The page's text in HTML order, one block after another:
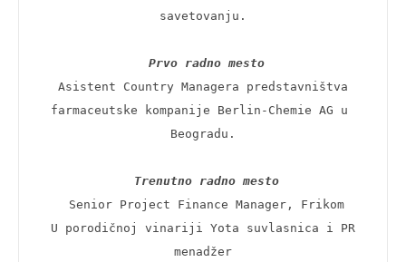
savetovanju.
Prvo radno mesto
farmaceutske kompanije Berlin-Chemie AG u
Beogradu.
Trenutno radno mesto
menadžer